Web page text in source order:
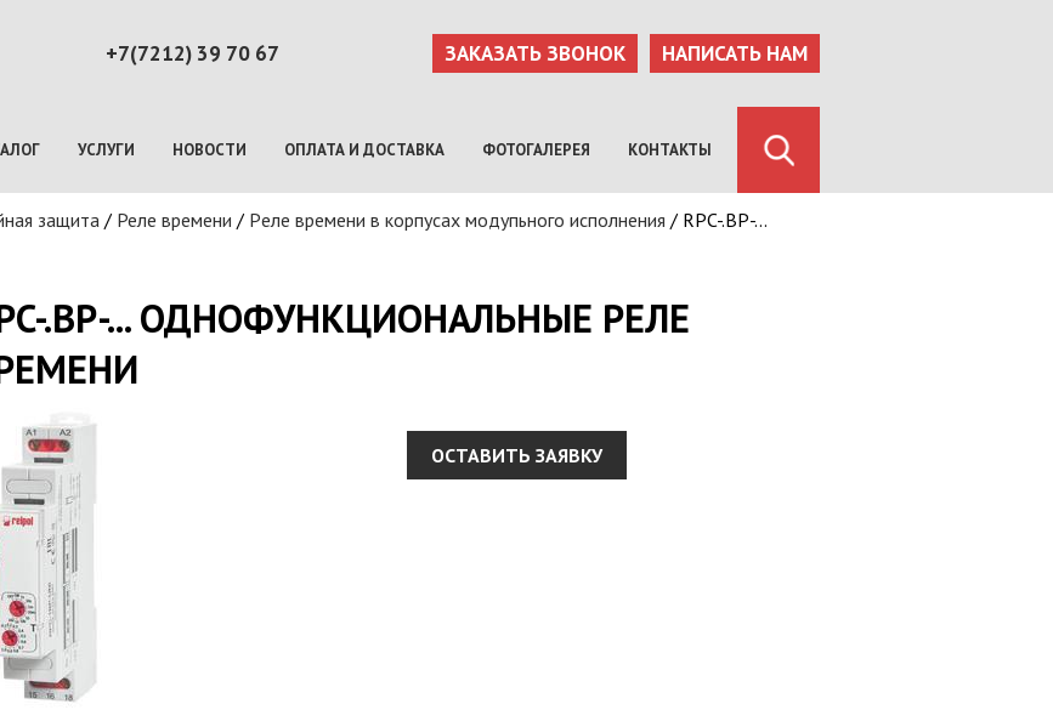
+7(7212) 39 70 67 ЗАКАЗАТЬ ЗВОНОК НАПИСАТЬ НАМ
УСЛУГИ НОВОСТИ ОПЛАТА И ДОСТАВКА ФОТОГАЛЕРЕЯ КОНТАКТЫ
защита/ Реле времени / Pеле времени в корпусах модупьного исполнения / RPC-.BP-...
.BP-... ОДНОФУНКЦИОНАЛЬНЫЕ РЕЛЕ
ОСТАВИТЬ ЗАЯВКУ